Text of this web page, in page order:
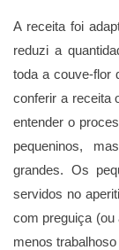
A receita foi
reduzi a
toda a couve-flor
conferir a receita
entender o
pequeninos,
grandes. Os
servidos no
com preguiça
menos